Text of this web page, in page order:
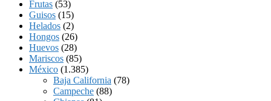
Frutas (53)
Guisos (15)
Helados (2)
Hongos (26)
Huevos (28)
Mariscos (85)
México (1.385)
Baja California (78)
Campeche (88)